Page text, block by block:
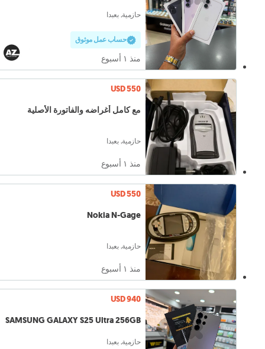
حازمية, بعبدا
حساب عمل موثوق
منذ ١ أسبوع
USD 550
مع كامل أغراضه والفاتورة الأصلية
حازمية, بعبدا
منذ ١ أسبوع
USD 550
Nokia N-Gage
حازمية, بعبدا
منذ ١ أسبوع
USD 940
SAMSUNG GALAXY S25 Ultra 256GB
حازمية, بعبدا